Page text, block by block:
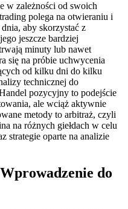
w zależności od swoich
polega na otwieraniu i
aby skorzystać z
jeszcze bardziej
minuty lub nawet
się na próbie uchwycenia
od kilku dni do kilku
technicznej do
pozycyjny to podejście
ale wciąż aktywnie
metody to arbitraż, czyli
na różnych giełdach w celu
strategie oparte na analizie
do